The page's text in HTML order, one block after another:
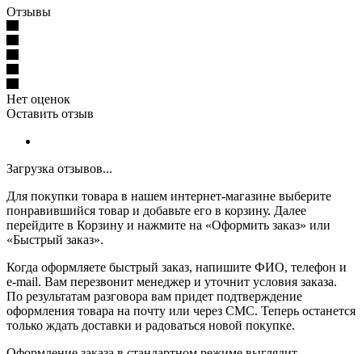
Отзывы
Нет оценок
Оставить отзыв
Загрузка отзывов...
Для покупки товара в нашем интернет-магазине выберите
понравившийся товар и добавьте его в корзину. Далее
перейдите в Корзину и нажмите на «Оформить заказ» или
«Быстрый заказ».
Когда оформляете быстрый заказ, напишите ФИО, телефон и
e-mail. Вам перезвонит менеджер и уточнит условия заказа.
По результатам разговора вам придет подтверждение
оформления товара на почту или через СМС. Теперь останется
только ждать доставки и радоваться новой покупке.